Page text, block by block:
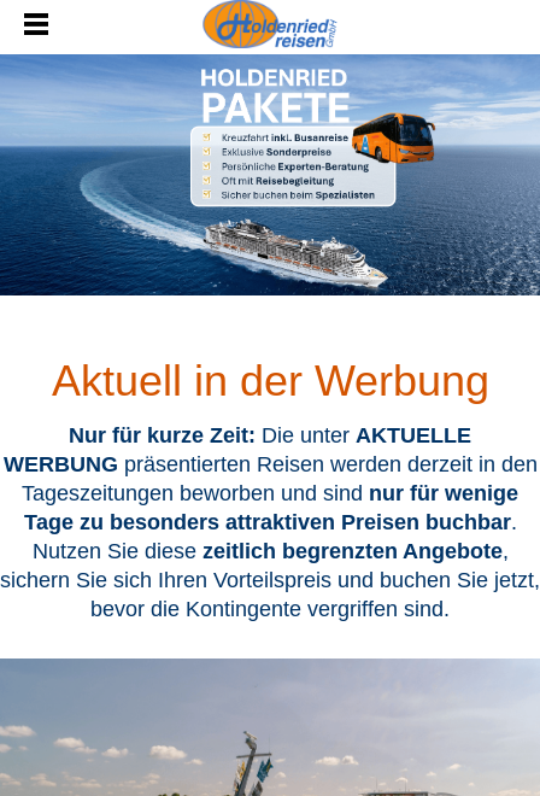
Aktuell in der Werbung
Nur für kurze Zeit: Die unter AKTUELLE
WERBUNG präsentierten Reisen werden derzeit in den
Tageszeitungen beworben und sind nur für wenige
Tage zu besonders attraktiven Preisen buchbar.
Nutzen Sie diese zeitlich begrenzten Angebote,
sichern Sie sich Ihren Vorteilspreis und buchen Sie jetzt,
bevor die Kontingente vergriffen sind.